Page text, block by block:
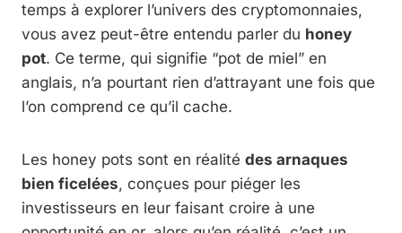
temps à explorer l’univers des cryptomonnaies,
vous avez peut-être entendu parler du honey
pot. Ce terme, qui signifie “pot de miel” en
anglais, n’a pourtant rien d’attrayant une fois que
l’on comprend ce qu’il cache.
Les honey pots sont en réalité des arnaques
bien ficelées, conçues pour piéger les
investisseurs en leur faisant croire à une